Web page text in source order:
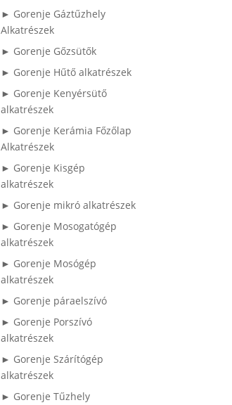
► Gorenje Gáztűzhely
Alkatrészek
► Gorenje Gőzsütők
► Gorenje Hűtő alkatrészek
► Gorenje Kenyérsütő
alkatrészek
► Gorenje Kerámia Főzőlap
Alkatrészek
► Gorenje Kisgép
alkatrészek
► Gorenje mikró alkatrészek
► Gorenje Mosogatógép
alkatrészek
► Gorenje Mosógép
alkatrészek
► Gorenje páraelszívó
► Gorenje Porszívó
alkatrészek
► Gorenje Szárítógép
alkatrészek
► Gorenje Tűzhely